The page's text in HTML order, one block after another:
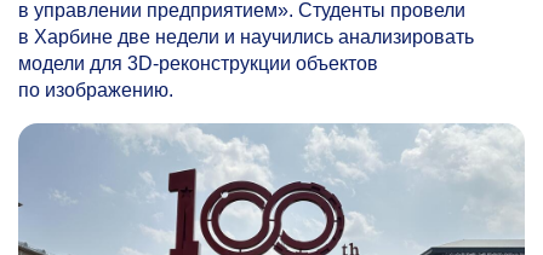
в управлении предприятием». Студенты провели
в Харбине две недели и научились анализировать
модели для 3D-реконструкции объектов
по изображению.